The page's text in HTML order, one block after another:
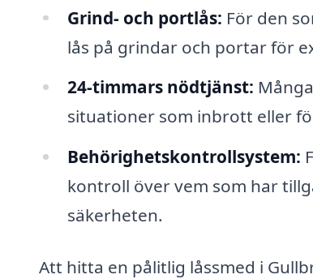
Grind- och portlås: För den
lås på grindar och portar för
24-timmars nödtjänst:
situationer som inbrott eller
Behörighetskontrollsystem:
kontroll över vem som har
säkerheten.
Att hitta en pålitlig låssmed i